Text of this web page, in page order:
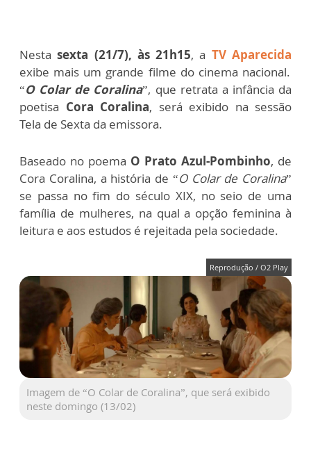
Nestasexta (21/7), às 21h15, a TV Aparecida
exibe mais um grande filme do cinema nacional.
“O Colar de Coralina”, que retrata a infância da
poetisa Cora Coralina, será exibido na sessão
Tela de Sexta da emissora.
Baseado no poema O Prato Azul-Pombinho, de
Cora Coralina, a história de “O Colar de Coralina”
se passa no fim do século XIX, no seio de uma
família de mulheres, na qual a opção feminina à
leitura e aos estudos é rejeitada pela sociedade.
Reprodução / O2 Play
Imagem de “O Colar de Coralina”, que será exibido
neste domingo (13/02)